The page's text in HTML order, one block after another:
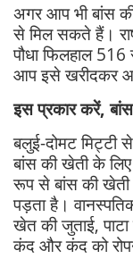
अगर आप भी बांस
से मिल सकते हैं।
पौधा फिलहाल
आप इसे खरीदकर
इस प्रकार करें,
बलुई-दोमट मिट्टी
बांस की खेती के
रूप से बांस की
पड़ता है।
खेत की जुताई,
कंद और कंद को